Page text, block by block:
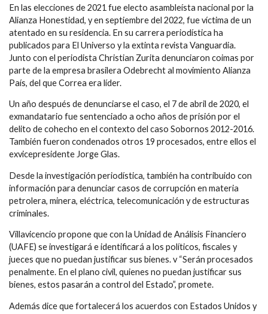
En las elecciones de 2021 fue electo asambleísta nacional por la
Alianza Honestidad, y en septiembre del 2022, fue víctima de un
atentado en su residencia. En su carrera periodística ha
publicados para El Universo y la extinta revista Vanguardia.
Junto con el periodista Christian Zurita denunciaron coimas por
parte de la empresa brasilera Odebrecht al movimiento Alianza
País, del que Correa era líder.
Un año después de denunciarse el caso, el 7 de abril de 2020, el
exmandatario fue sentenciado a ocho años de prisión por el
delito de cohecho en el contexto del caso Sobornos 2012-2016.
También fueron condenados otros 19 procesados, entre ellos el
exvicepresidente Jorge Glas.
Desde la investigación periodística, también ha contribuido con
información para denunciar casos de corrupción en materia
petrolera, minera, eléctrica, telecomunicación y de estructuras
criminales.
Villavicencio propone que con la Unidad de Análisis Financiero
(UAFE) se investigará e identificará a los políticos, fiscales y
jueces que no puedan justificar sus bienes. v “Serán procesados
penalmente. En el plano civil, quienes no puedan justificar sus
bienes, estos pasarán a control del Estado”, promete.
Además dice que fortalecerá los acuerdos con Estados Unidos y